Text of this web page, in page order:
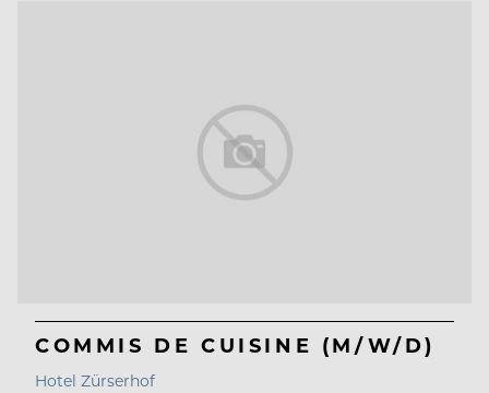
COMMIS DE CUISINE (M/W/D)
Hotel Zürserhof